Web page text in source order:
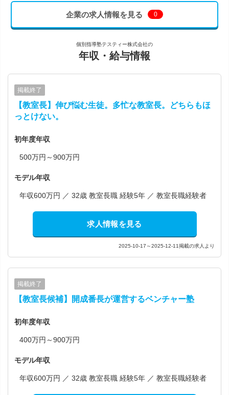
企業の求人情報を見る 0
個別指導塾テスティー株式会社の
年収・給与情報
掲載終了
【教室長】伸び悩む生徒。多忙な教室長。どちらもほ
っとけない。
初年度年収
500万円～900万円
モデル年収
年収600万円 ／ 32歳 教室長職 経験5年 ／ 教室長職経験者
求人情報を見る
2025-10-17～2025-12-11掲載の求人より
掲載終了
【教室長候補】開成番長が運営するベンチャー塾
初年度年収
400万円～900万円
モデル年収
年収600万円 ／ 32歳 教室長職 経験5年 ／ 教室長職経験者